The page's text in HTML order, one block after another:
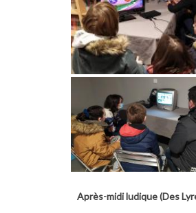
Après-midi ludique (Des